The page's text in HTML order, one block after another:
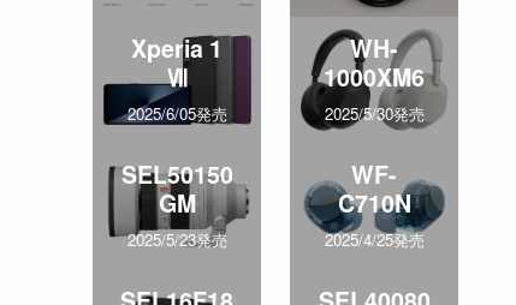
Xperia 1
Ⅶ
2025/6/05発売
WH-
1000XM6
2025/5/30発売
SEL50150
GM
2025/5/23発売
WF-
C710N
2025/4/25発売